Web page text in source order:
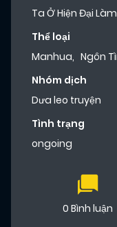
Ta Ở Hiện Đại
Thể loại
Manhua, Ngôn
Nhóm dịch
Dưa leo truyện
Tình trạng
ongoing
0 Bình luận